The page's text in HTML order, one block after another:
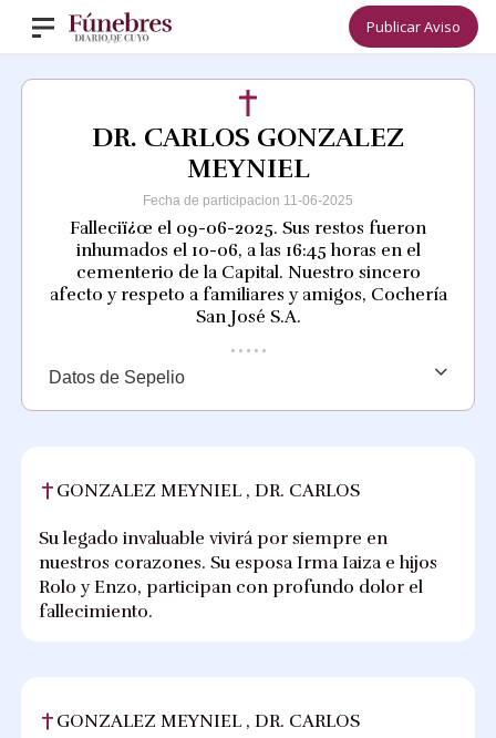
Publicar Aviso
DR. CARLOS GONZALEZ
MEYNIEL
Fecha de participacion 11-06-2025
Falleciï¿œ el 09-06-2025. Sus restos fueron
inhumados el 10-06, a las 16:45 horas en el
cementerio de la Capital. Nuestro sincero
afecto y respeto a familiares y amigos, Cochería
San José S.A.
Datos de Sepelio
GONZALEZ MEYNIEL , DR. CARLOS
Su legado invaluable vivirá por siempre en
nuestros corazones. Su esposa Irma Iaiza e hijos
Rolo y Enzo, participan con profundo dolor el
fallecimiento.
GONZALEZ MEYNIEL , DR. CARLOS